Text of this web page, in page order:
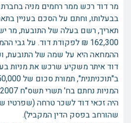
מר דוד רכש ממר רחמים מניה בחברת
תאריך, רשם בעלה של התובעת, מר
162,300 ₪ לפקודת דוד. על
ההמחאה היא על שמה של התובעת,
דוד איתר משקיע שרכש את מניות
היה זכאי דוד לשכר טרחה (שפרטיו
שהורחב בפסק הדין המקביל).